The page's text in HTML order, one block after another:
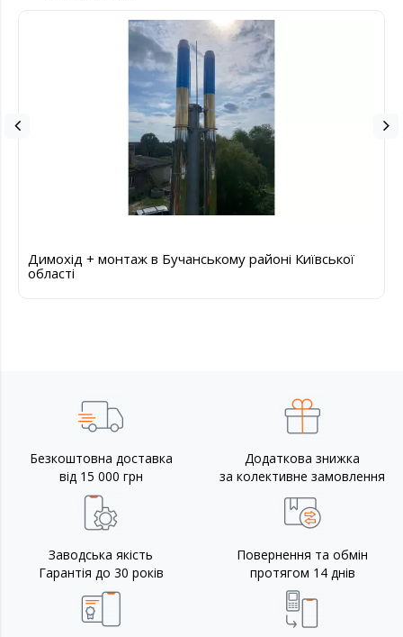
Димохід + монтаж в Бучанському районі Київської
області
Безкоштовна доставка
від 15 000 грн
Додаткова знижка
за колективне замовлення
Заводська якість
Гарантія до 30 років
Повернення та обмін
протягом 14 днів